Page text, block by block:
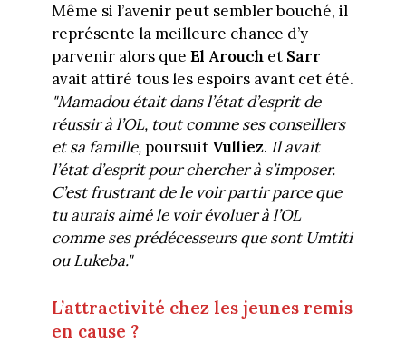
Même si l’avenir peut sembler bouché, il
représente la meilleure chance d’y
parvenir alors que El Arouchet Sarr
avait attiré tous les espoirs avant cet été.
"Mamadou était dans l’état d’esprit de
réussir à l’OL, tout comme ses conseillers
et sa famille,poursuit Vulliez. Il avait
l’état d’esprit pour chercher à s’imposer.
C’est frustrant de le voir partir parce que
tu aurais aimé le voir évoluer à l’OL
comme ses prédécesseurs que sont Umtiti
ou Lukeba."
L’attractivité chez les jeunes remis
en cause ?